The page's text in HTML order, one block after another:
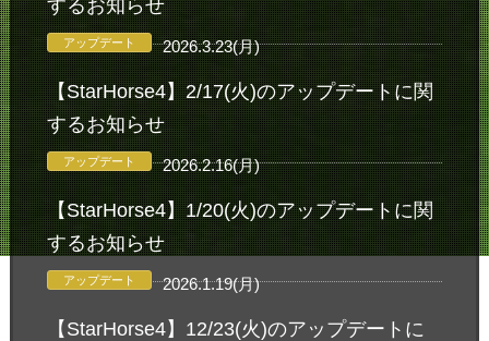
するお知らせ
アップデート 2026.3.23(月)
【StarHorse4】2/17(火)のアップデートに関
するお知らせ
アップデート 2026.2.16(月)
【StarHorse4】1/20(火)のアップデートに関
するお知らせ
アップデート 2026.1.19(月)
【StarHorse4】12/23(火)のアップデートに